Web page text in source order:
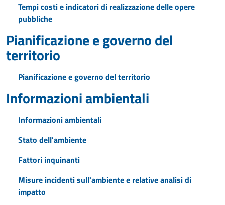
Tempi costi e indicatori di realizzazione delle opere
pubbliche
Pianificazione e governo del
territorio
Pianificazione e governo del territorio
Informazioni ambientali
Informazioni ambientali
Stato dell'ambiente
Fattori inquinanti
Misure incidenti sull'ambiente e relative analisi di
impatto